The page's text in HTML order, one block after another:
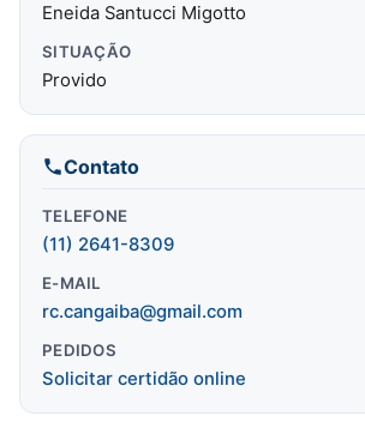
Eneida Santucci Migotto
SITUAÇÃO
Provido
Contato
TELEFONE
(11) 2641-8309
E-MAIL
rc.cangaiba@gmail.com
PEDIDOS
Solicitar certidão online